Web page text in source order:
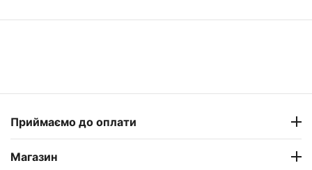
Приймаємо до оплати
Магазин